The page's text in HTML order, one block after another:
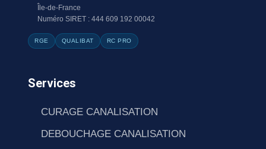
Île-de-France
Numéro SIRET : 444 609 192 00042
RGE QUALIBAT RC PRO
Services
CURAGE CANALISATION
DEBOUCHAGE CANALISATION